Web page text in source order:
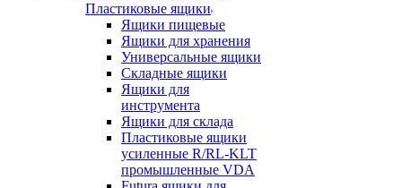
Пластиковые ящики
Ящики пищевые
Ящики для хранения
Универсальные ящики
Складные ящики
Ящики для
инструмента
Ящики для склада
Пластиковые ящики
усиленные R/RL-KLT
промышленные VDA